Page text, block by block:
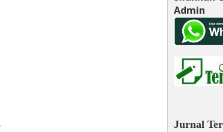
Admin
Jurnal
.